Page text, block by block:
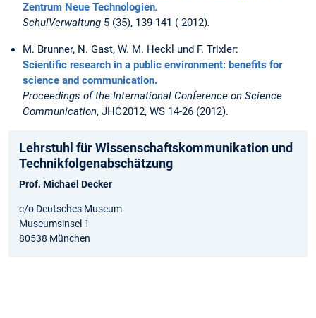
Zentrum Neue Technologien.
SchulVerwaltung 5 (35), 139-141 ( 2012).
M. Brunner, N. Gast, W. M. Heckl und F. Trixler:
Scientific research in a public environment: benefits for
science and communication.
Proceedings of the International Conference on Science
Communication, JHC2012, WS 14-26 (2012).
Lehrstuhl für Wissenschaftskommunikation und
Technikfolgenabschätzung
Prof. Michael Decker
c/o Deutsches Museum
Museumsinsel 1
80538 München